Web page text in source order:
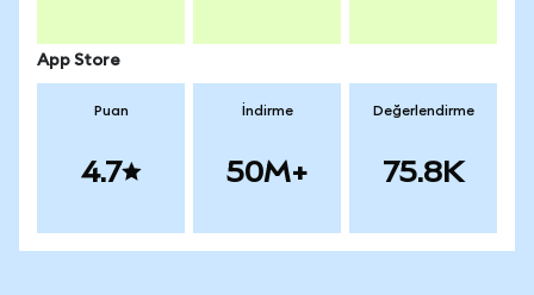
App Store
Puan
4.7
İndirme
50M+
Değerlendirme
75.8K